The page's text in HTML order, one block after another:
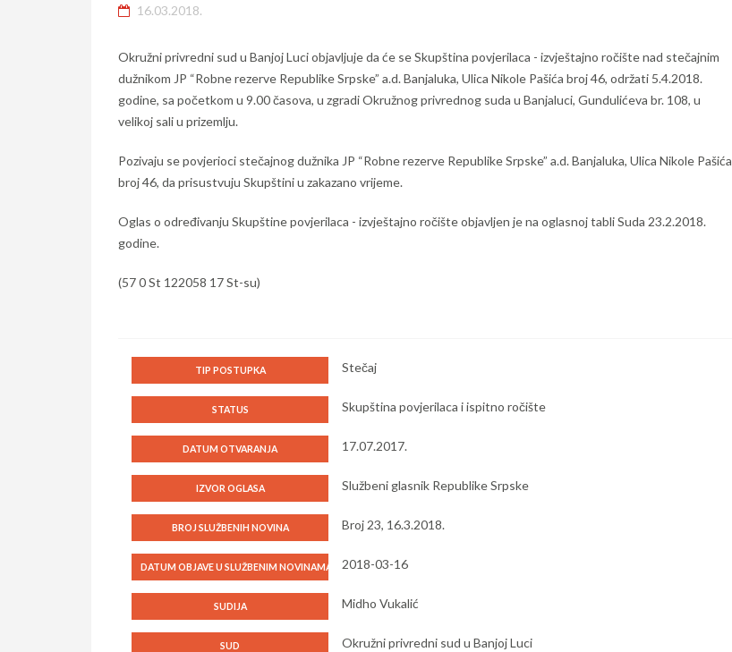
16.03.2018.
Okružni privredni sud u Banjoj Luci objavljuje da će se Skupština povjerilaca - izvještajno ročište nad stečajnim
dužnikom JP “Robne rezerve Republike Srpske” a.d. Banjaluka, Ulica Nikole Pašića broj 46, održati 5.4.2018.
godine, sa početkom u 9.00 časova, u zgradi Okružnog privrednog suda u Banjaluci, Gundulićeva br. 108, u
velikoj sali u prizemlju.
Pozivaju se povjerioci stečajnog dužnika JP “Robne rezerve Republike Srpske” a.d. Banjaluka, Ulica Nikole Pašića
broj 46, da prisustvuju Skupštini u zakazano vrijeme.
Oglas o određivanju Skupštine povjerilaca - izvještajno ročište objavljen je na oglasnoj tabli Suda 23.2.2018.
godine.
(57 0 St 122058 17 St-su)
TIP POSTUPKA Stečaj
STATUS Skupština povjerilaca i ispitno ročište
DATUM OTVARANJA 17.07.2017.
IZVOR OGLASA Službeni glasnik Republike Srpske
BROJ SLUŽBENIH NOVINA Broj 23, 16.3.2018.
DATUM OBJAVE U SLUŽBENIM NOVINAMA 2018-03-16
SUDIJA Midho Vukalić
SUD Okružni privredni sud u Banjoj Luci